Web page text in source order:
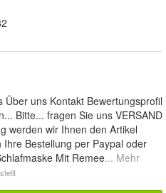
Über uns Kontakt Bewertungsprofil
Bitte... fragen Sie uns VERSAND
werden wir Ihnen den Artikel
Bestellung per Paypal oder
Mit Remee... Mehr